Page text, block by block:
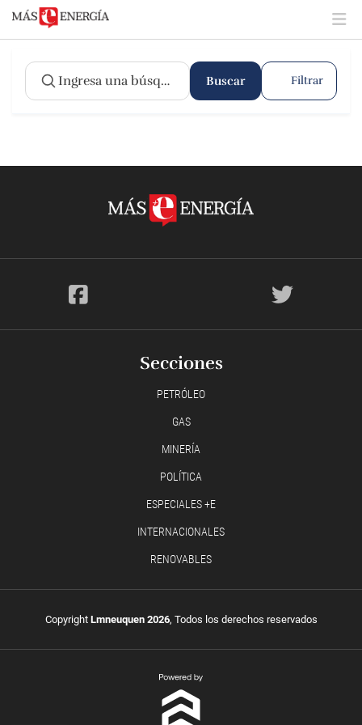
Buscar Filtrar
Secciones
PETRÓLEO
GAS
MINERÍA
POLÍTICA
ESPECIALES +E
INTERNACIONALES
RENOVABLES
Copyright Lmneuquen 2026, Todos los derechos reservados